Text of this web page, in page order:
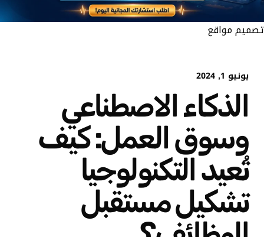
تصميم مواقع
يونيو 1, 2024
الذكاء الاصطناعي
وسوق العمل: كيف
تُعيد التكنولوجيا
تشكيل مستقبل